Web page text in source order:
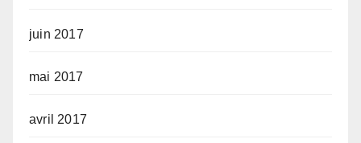
juin 2017
mai 2017
avril 2017